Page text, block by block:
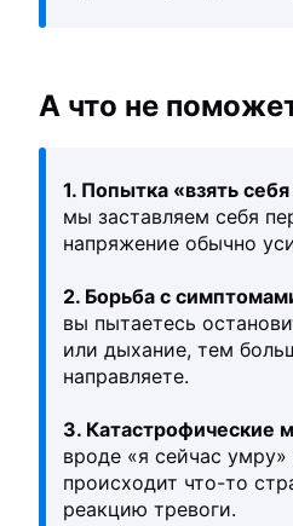
А что не
1. Попытка «взять
мы заставляем себя
напряжение обычно
2. Борьба с
вы пытаетесь
или дыхание, тем
направляете.
3. Катастрофические
вроде «я сейчас
происходит что-то
реакцию тревоги.